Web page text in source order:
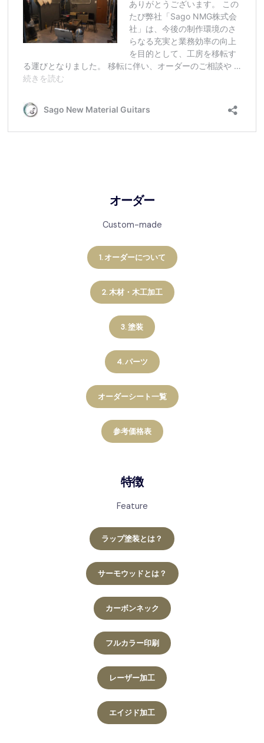
オーダー
Custom-made
1. オーダーについて
2. 木材・木工加工
3. 塗装
4. パーツ
オーダーシート一覧
参考価格表
特徴
Feature
ラップ塗装とは？
サーモウッドとは？
カーボンネック
フルカラー印刷
レーザー加工
エイジド加工